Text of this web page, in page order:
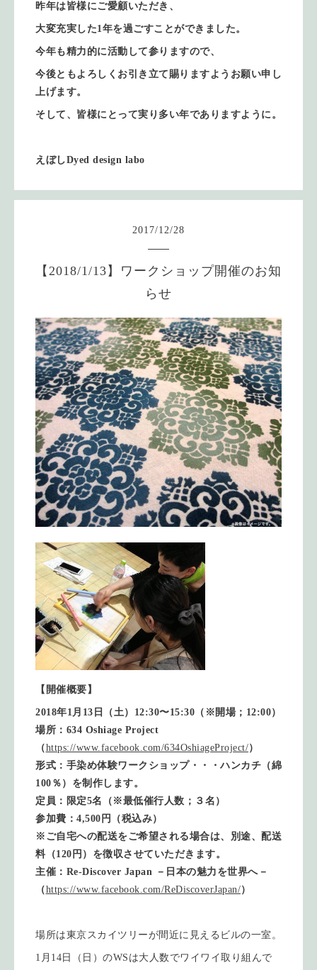
昨年は皆様にご愛顧いただき、
大変充実した1年を過ごすことができました。
今年も精力的に活動して参りますので、
今後ともよろしくお引き立て賜りますようお願い申し
上げます。
そして、皆様にとって実り多い年でありますように。
えぼしDyed design labo
2017/12/28
【2018/1/13】ワークショップ開催のお知
らせ
【開催概要】
2018年1月13日（土）12:30〜15:30（※ 開場；12:00）
場所：634 Oshiage Project
（https://www.facebook.com/634OshiageProject/）
形式：手染め体験ワークショップ・・・ハンカチ（綿
100％）を制作します。
定員：限定5名（※最低催行人数；３名）
参加費：4,500円（税込み）
※ご自宅への配送をご希望される場合は、別途、配送
料（120円）を徴収させていただきます。
主催：Re-Discover Japan －日本の魅力を世界へ－
（https://www.facebook.com/ReDiscoverJapan/）
場所は東京スカイツリーが間近に見えるビルの一室。
1月14日（日）のWSは大人数でワイワイ取り組んで